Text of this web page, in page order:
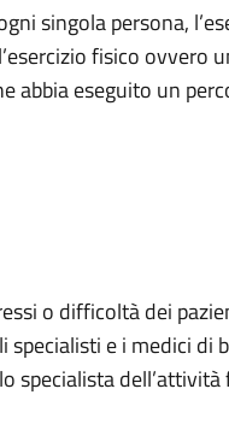
singola persona,
fisico ovvero
abbia eseguito un
o difficoltà dei
e i medici di
specialista dell’attività